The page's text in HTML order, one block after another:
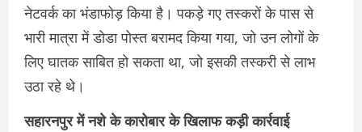
नेटवर्क का भंडाफोड़ किया है। पकड़े गए तस्करों के पास से
भारी मात्रा में डोडा पोस्त बरामद किया गया, जो उन लोगों के
लिए घातक साबित हो सकता था, जो इसकी तस्करी से लाभ
उठा रहे थे।
सहारनपुर में नशे के कारोबार के खिलाफ कड़ी कार्रवाई